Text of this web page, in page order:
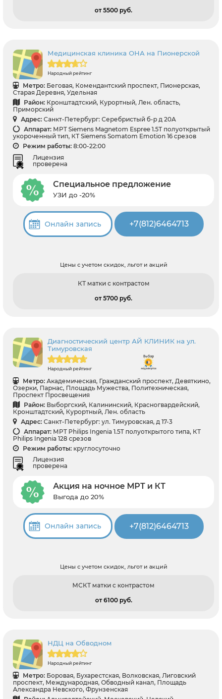
от 5500 pуб.
Медицинская клиника ОНА на Пионерской
Народный рейтинг
Метро: Беговая, Комендантский проспект, Пионерская,
Старая Деревня, Удельная
Район: Кронштадтский, Курортный, Лен. область,
Приморский
Адрес: Санкт-Петербург: Серебристый б-р д 20А
Аппарат: МРТ Siemens Magnetom Espree 1.5T полуоткрытый
укороченный тип, КТ Siemens Somatom Emotion 16 срезов
Режим работы: 8:00-22:00
Лицензия
проверена
Специальное предложение
УЗИ до -20%
Онлайн запись +7(812)6464713
Цены с учетом скидок, льгот и акций
КТ матки с контрастом
от 5700 pуб.
Диагностический центр АЙ КЛИНИК на ул.
Тимуровская
Народный рейтинг
Метро: Академическая, Гражданский проспект, Девяткино,
Озерки, Парнас, Площадь Мужества, Политехническая,
Проспект Просвещения
Район: Выборгский, Калининский, Красногвардейский,
Кронштадтский, Курортный, Лен. область
Адрес: Санкт-Петербург: ул. Тимуровская, д 17-3
Аппарат: МРТ Philips Ingenia 1.5T полуоткрытого типа, КТ
Philips Ingenia 128 срезов
Режим работы: круглосуточно
Лицензия
проверена
Акция на ночное МРТ и КТ
Выгода до 20%
Онлайн запись +7(812)6464713
Цены с учетом скидок, льгот и акций
МСКТ матки с контрастом
от 6100 pуб.
НДЦ на Обводном
Народный рейтинг
Метро: Боровая, Бухарестская, Волковская, Лиговский
проспект, Международная, Обводный канал, Площадь
Александра Невского, Фрунзенская